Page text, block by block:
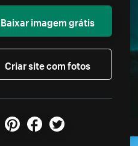
Baixar imagem grátis
Criar site com fotos
PinterestFacebookTwitter